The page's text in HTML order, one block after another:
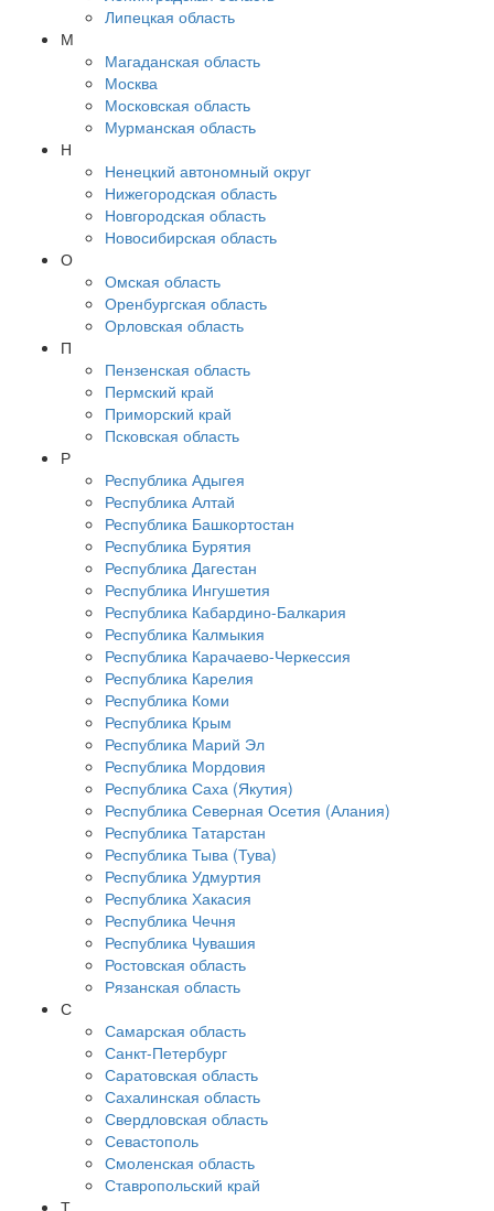
Липецкая область
М
Магаданская область
Москва
Московская область
Мурманская область
Н
Ненецкий автономный округ
Нижегородская область
Новгородская область
Новосибирская область
О
Омская область
Оренбургская область
Орловская область
П
Пензенская область
Пермский край
Приморский край
Псковская область
Р
Республика Адыгея
Республика Алтай
Республика Башкортостан
Республика Бурятия
Республика Дагестан
Республика Ингушетия
Республика Кабардино-Балкария
Республика Калмыкия
Республика Карачаево-Черкессия
Республика Карелия
Республика Коми
Республика Крым
Республика Марий Эл
Республика Мордовия
Республика Саха (Якутия)
Республика Северная Осетия (Алания)
Республика Татарстан
Республика Тыва (Тува)
Республика Удмуртия
Республика Хакасия
Республика Чечня
Республика Чувашия
Ростовская область
Рязанская область
С
Самарская область
Санкт-Петербург
Саратовская область
Сахалинская область
Свердловская область
Севастополь
Смоленская область
Ставропольский край
Т